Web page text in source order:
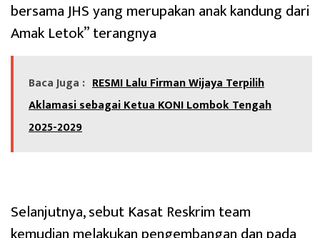
bersama JHS yang merupakan anak kandung dari
Amak Letok” terangnya
Baca Juga : RESMI Lalu Firman Wijaya Terpilih
Aklamasi sebagai Ketua KONI Lombok Tengah
2025-2029
Selanjutnya, sebut Kasat Reskrim team